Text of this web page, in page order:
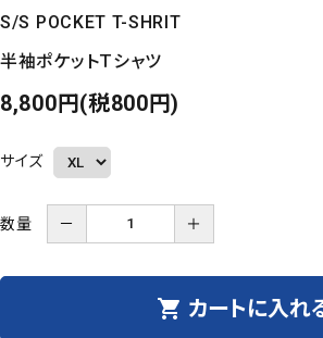
S/S POCKET T-SHRIT
半袖ポケットＴシャツ
8,800円(税800円)
サイズ
数量 － ＋
shopping_cart カートに入れ